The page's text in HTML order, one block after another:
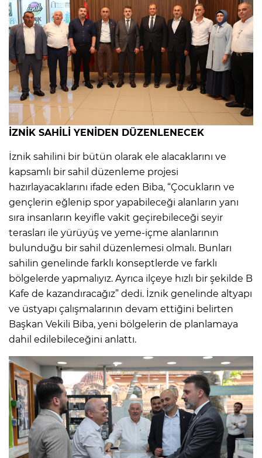
İZNİK SAHİLİ YENİDEN DÜZENLENECEK
İznik sahilini bir bütün olarak ele alacaklarını ve
kapsamlı bir sahil düzenleme projesi
hazırlayacaklarını ifade eden Biba, “Çocukların ve
gençlerin eğlenip spor yapabileceği alanların yanı
sıra insanların keyifle vakit geçirebileceği seyir
terasları ile yürüyüş ve yeme-içme alanlarının
bulunduğu bir sahil düzenlemesi olmalı. Bunları
sahilin genelinde farklı konseptlerde ve farklı
bölgelerde yapmalıyız. Ayrıca ilçeye hızlı bir şekilde B
Kafe de kazandıracağız” dedi. İznik genelinde altyapı
ve üstyapı çalışmalarının devam ettiğini belirten
Başkan Vekili Biba, yeni bölgelerin de planlamaya
dahil edilebileceğini anlattı.